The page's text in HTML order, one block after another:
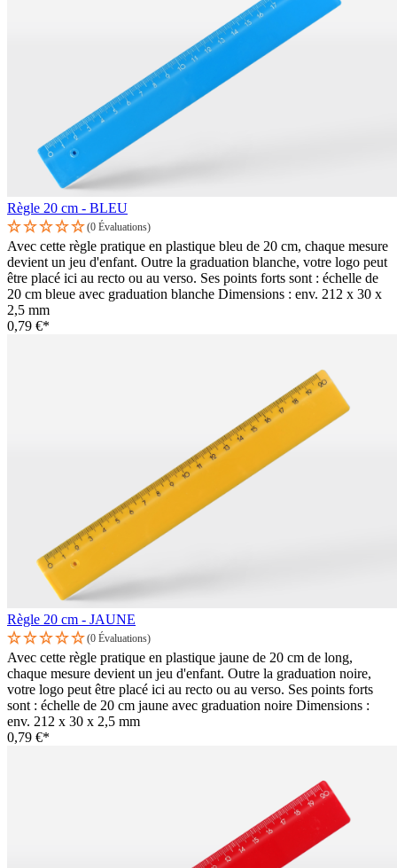
Règle 20 cm - BLEU
(0 Évaluations)
Avec cette règle pratique en plastique bleu de 20 cm, chaque mesure
devient un jeu d'enfant. Outre la graduation blanche, votre logo peut
être placé ici au recto ou au verso. Ses points forts sont : échelle de
20 cm bleue avec graduation blanche Dimensions : env. 212 x 30 x
2,5 mm
0,79 €*
Règle 20 cm - JAUNE
(0 Évaluations)
Avec cette règle pratique en plastique jaune de 20 cm de long,
chaque mesure devient un jeu d'enfant. Outre la graduation noire,
votre logo peut être placé ici au recto ou au verso. Ses points forts
sont : échelle de 20 cm jaune avec graduation noire Dimensions :
env. 212 x 30 x 2,5 mm
0,79 €*